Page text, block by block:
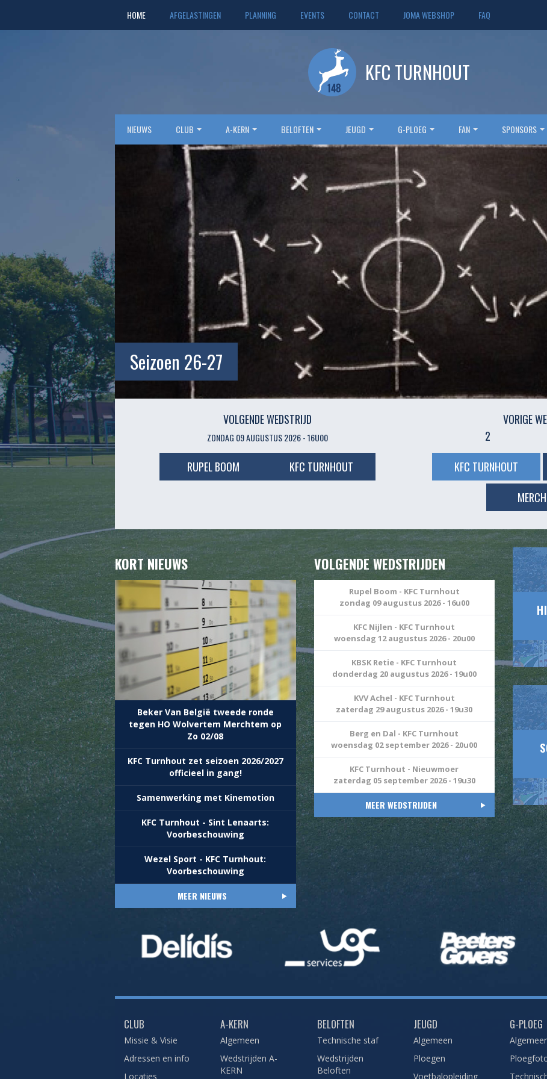
HOME AFGELASTINGEN PLANNING EVENTS CONTACT JOMA WEBSHOP FAQ
KFC TURNHOUT
NIEUWS CLUB A-KERN BELOFTEN JEUGD G-PLOEG FAN SPONSORS
Seizoen 26-27
VOLGENDE WEDSTRIJD
ZONDAG 09 AUGUSTUS 2026 - 16U00
RUPEL BOOM KFC TURNHOUT
VORIGE
2
KFC TURNHOUT
KORT NIEUWS
Beker Van België tweede ronde
tegen HO Wolvertem Merchtem op
Zo 02/08
KFC Turnhout zet seizoen 2026/2027
officieel in gang!
Samenwerking met Kinemotion
KFC Turnhout - Sint Lenaarts:
Voorbeschouwing
Wezel Sport - KFC Turnhout:
Voorbeschouwing
MEER NIEUWS
VOLGENDE WEDSTRIJDEN
Rupel Boom - KFC Turnhout
zondag 09 augustus 2026 - 16u00
KFC Nijlen - KFC Turnhout
woensdag 12 augustus 2026 - 20u00
KBSK Retie - KFC Turnhout
donderdag 20 augustus 2026 - 19u00
KVV Achel - KFC Turnhout
zaterdag 29 augustus 2026 - 19u30
Berg en Dal - KFC Turnhout
woensdag 02 september 2026 - 20u00
KFC Turnhout - Nieuwmoer
zaterdag 05 september 2026 - 19u30
MEER WEDSTRIJDEN
CLUB
Missie & Visie
Adressen en info
Locaties
A-KERN
Algemeen
Wedstrijden A-
KERN
BELOFTEN
Technische staf
Wedstrijden
Beloften
JEUGD
Algemeen
Ploegen
Voetbalopleiding
G-PLOEG